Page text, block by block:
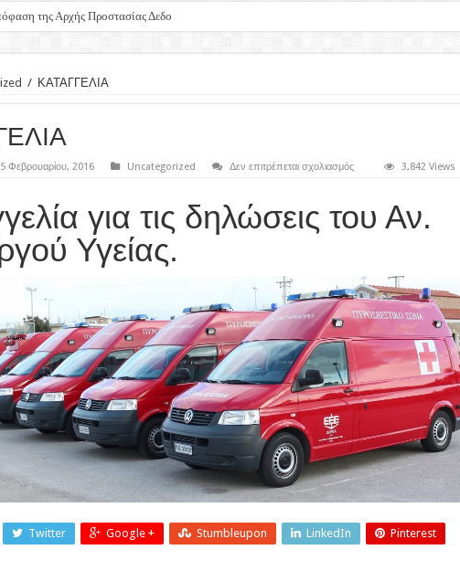
της Αρχής Προστασίας Δεδομένων Προσωπικού Χαρακτήρα για πα
/ ΚΑΤΑΓΓΕΛΙΑ
Φεβρουαρίου, 2016 Uncategorized Δεν επιτρέπεται σχολιασμόςστο
3,842 Views
για τις δηλώσεις του Αν.
Υγείας.
Twitter Google + Stumbleupon LinkedIn Pinterest